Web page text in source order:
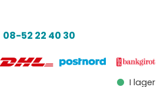
08-52 22 40 30
I lager